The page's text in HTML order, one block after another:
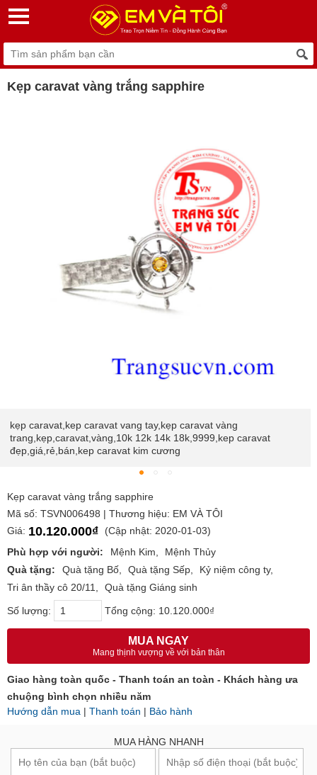
Kẹp caravat vàng trắng sapphire
kẹp caravat,kep caravat vang tay,kẹp caravat vàng
trang,kẹp,caravat,vàng,10k 12k 14k 18k,9999,kep caravat
đẹp,giá,rẻ,bán,kep caravat kim cương
Kẹp caravat vàng trắng sapphire
Mã số: TSVN006498 | Thương hiệu: EM VÀ TÔI
Giá: 10.120.000₫
(Cập nhật: 2020-01-03)
Phù hợp với người:
Mệnh Kim
Mệnh Thủy
Quà tặng:
Quà tặng Bố Quà tặng Sếp
Kỷ niệm công ty
Tri ân thầy cô 20/11
Quà tặng Giáng sinh
Số lượng: Tổng cộng: 10.120.000₫
MUA NGAY
Mang thịnh vượng về với bản thân
Giao hàng toàn quốc - Thanh toán an toàn - Khách hàng ưa
chuộng bình chọn nhiều năm
Hướng dẫn mua | Thanh toán | Bảo hành
MUA HÀNG NHANH